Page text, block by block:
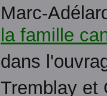
Marc-
la famille
dans
Tremblay et